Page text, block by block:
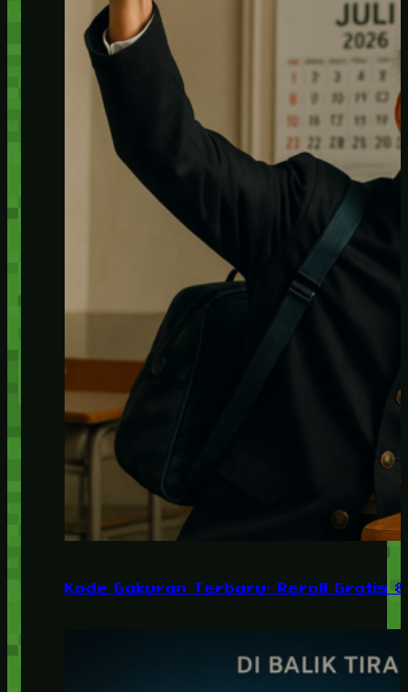
Kode Gakuran Terbaru: Reroll Gratis